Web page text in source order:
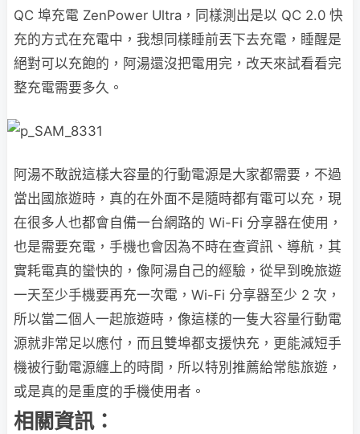
QC 埠充電 ZenPower Ultra，同樣測出是以 QC 2.0 快
充的方式在充電中，我想同樣睡前丟下去充電，睡醒是
絕對可以充飽的，阿湯還沒把電用完，改天來試看看完
整充電需要多久。
阿湯不敢說這樣大容量的行動電源是大家都需要，不過
當出國旅遊時，真的在外面不是隨時都有電可以充，現
在很多人也都會自備一台網路的 Wi-Fi 分享器在使用，
也是需要充電，手機也會因為不時在查資訊、導航，其
實耗電真的蠻快的，像阿湯自己的經驗，從早到晚旅遊
一天至少手機要再充一次電，Wi-Fi 分享器至少 2 次，
所以當二個人一起旅遊時，像這樣的一隻大容量行動電
源就非常足以應付，而且雙埠都支援快充，更能減短手
機被行動電源纏上的時間，所以特別推薦給常態旅遊，
或是真的是重度的手機使用者。
相關資訊：